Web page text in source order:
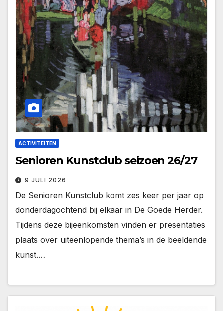
ACTIVITEITEN
Senioren Kunstclub seizoen 26/27
9 JULI 2026
De Senioren Kunstclub komt zes keer per jaar op
donderdagochtend bij elkaar in De Goede Herder.
Tijdens deze bijeenkomsten vinden er presentaties
plaats over uiteenlopende thema’s in de beeldende
kunst.…